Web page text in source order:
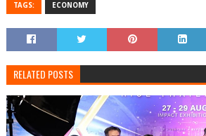
TAGS: ECONOMY
RELATED POSTS